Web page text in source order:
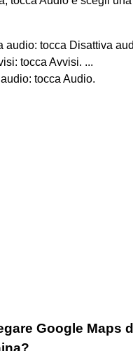
audio: tocca Disattiva
tocca Avvisi. ...
tocca Audio.
Google Maps